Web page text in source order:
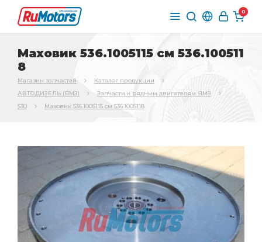
0
Маховик 536.1005115 см 536.100511
8
Магазин запчастей
Каталог продукции
АВТОДИЗЕЛЬ (ЯМЗ)
Запчасти к рядным двигателям ЯМЗ
530
Маховик 536.1005115 см 536.1005118